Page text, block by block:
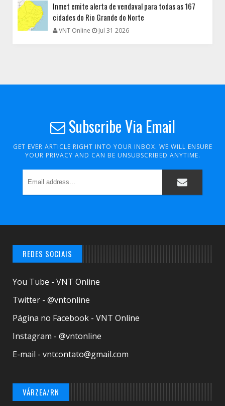
Inmet emite alerta de vendaval para todas as 167
cidades do Rio Grande do Norte
VNT Online Jul 31 2026
Subscribe Via Email
GET EVER ARTICLE RIGHT INTO YOUR INBOX. WE WILL ENSURE
YOUR PRIVACY AND CAN BE UNSUBSCRIBED ANYTIME.
REDES SOCIAIS
You Tube - VNT Online
Twitter - @vntonline
Página no Facebook - VNT Online
Instagram - @vntonline
E-mail - vntcontato@gmail.com
VÁRZEA/RN